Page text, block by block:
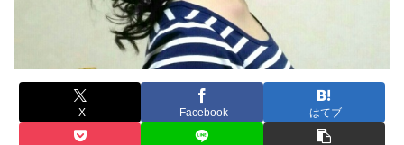
X Facebook はてブ